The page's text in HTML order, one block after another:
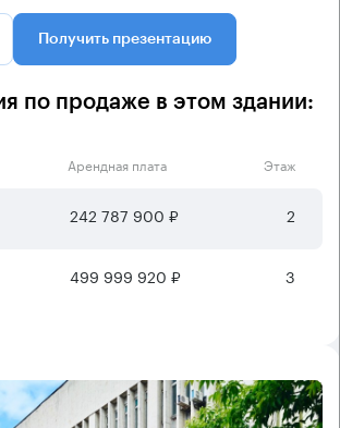
Получить презентацию
по продаже в этом здании:
Арендная плата Этаж
242 787 900 ₽ 2
499 999 920 ₽ 3